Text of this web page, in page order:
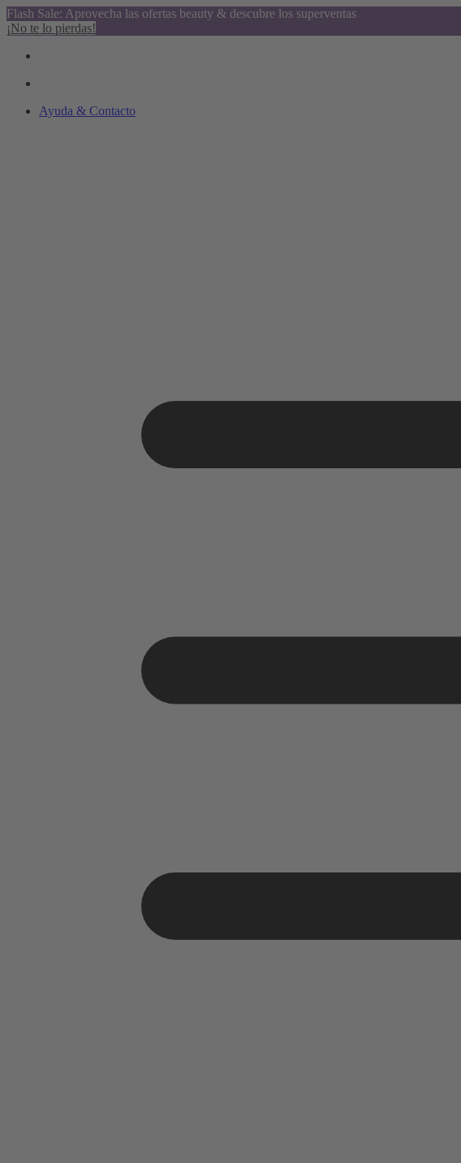
Flash Sale: Aprovecha las ofertas beauty & descubre los superventas
¡No te lo pierdas!
Ayuda & Contacto